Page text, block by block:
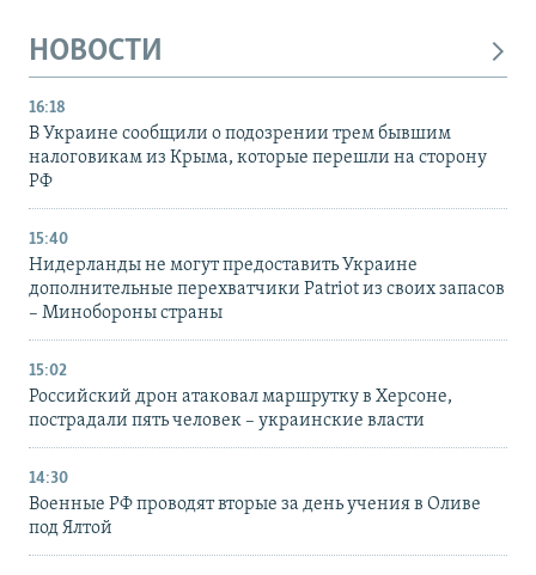
НОВОСТИ
16:18
В Украине сообщили о подозрении трем бывшим
налоговикам из Крыма, которые перешли на сторону
РФ
15:40
Нидерланды не могут предоставить Украине
дополнительные перехватчики Patriot из своих запасов
– Минобороны страны
15:02
Российский дрон атаковал маршрутку в Херсоне,
пострадали пять человек – украинские власти
14:30
Военные РФ проводят вторые за день учения в Оливе
под Ялтой